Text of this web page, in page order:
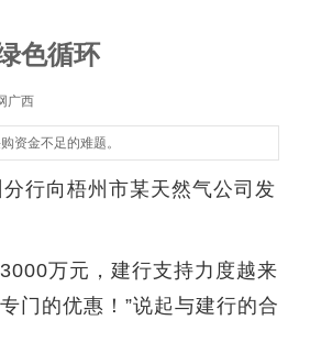
色循环
广西
资金不足的难题。
行向梧州市某天然气公司发
万元，建行支持力度越来
门的优惠！”说起与建行的合